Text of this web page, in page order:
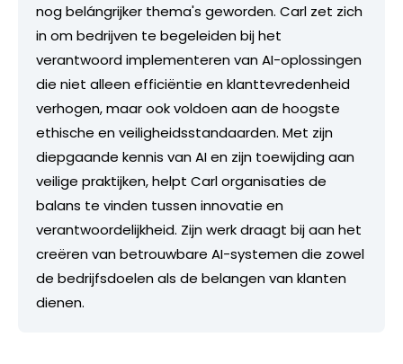
nog belángrijker thema's geworden. Carl zet zich
in om bedrijven te begeleiden bij het
verantwoord implementeren van AI-oplossingen
die niet alleen efficiëntie en klanttevredenheid
verhogen, maar ook voldoen aan de hoogste
ethische en veiligheidsstandaarden. Met zijn
diepgaande kennis van AI en zijn toewijding aan
veilige praktijken, helpt Carl organisaties de
balans te vinden tussen innovatie en
verantwoordelijkheid. Zijn werk draagt bij aan het
creëren van betrouwbare AI-systemen die zowel
de bedrijfsdoelen als de belangen van klanten
dienen.